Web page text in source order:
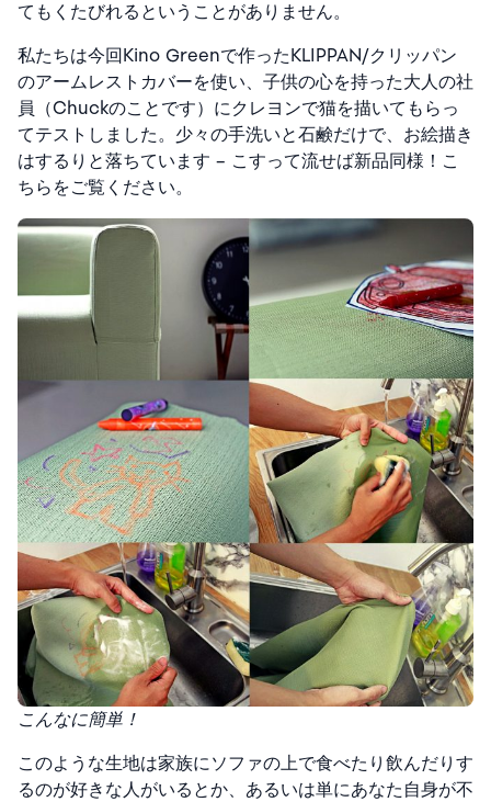
てもくたびれるということがありません。
私たちは今回Kino Greenで作ったKLIPPAN/クリッパン
のアームレストカバーを使い、子供の心を持った大人の社
員（Chuckのことです）にクレヨンで猫を描いてもらっ
てテストしました。少々の手洗いと石鹸だけで、お絵描き
はするりと落ちています – こすって流せば新品同様！こ
ちらをご覧ください。
こんなに簡単！
このような生地は家族にソファの上で食べたり飲んだりす
るのが好きな人がいるとか、あるいは単にあなた自身が不